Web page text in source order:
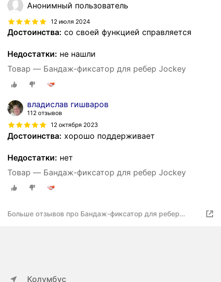
Анонимный пользователь
12 июля 2024
Достоинства: со своей функцией справляется
Недостатки: не нашли
Товар — Бандаж-фиксатор для ребер Jockey
владислав гишваров
112 отзывов
12 октября 2023
Достоинства: хорошо поддерживает
Недостатки: нет
Товар — Бандаж-фиксатор для ребер Jockey
Больше отзывов про Бандаж-фиксатор для ребер
Колумбус